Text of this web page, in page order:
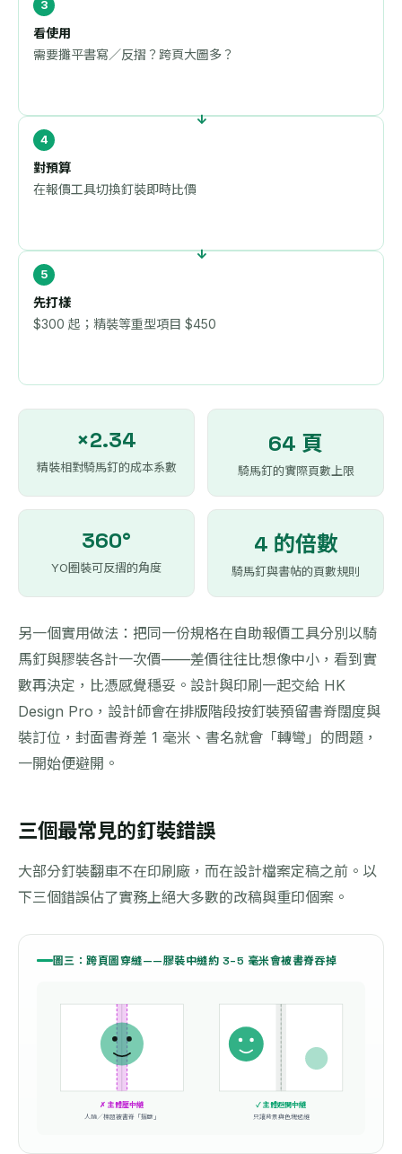
看使用
需要攤平書寫／反摺？跨頁大圖多？
對預算
在報價工具切換釘裝即時比價
先打樣
$300 起；精裝等重型項目 $450
×2.34
精裝相對騎馬釘的成本系數
64 頁
騎馬釘的實際頁數上限
360°
YO圈裝可反摺的角度
4 的倍數
騎馬釘與書帖的頁數規則
另一個實用做法：把同一份規格在自助報價工具分別以騎
馬釘與膠裝各計一次價——差價往往比想像中小，看到實
數再決定，比憑感覺穩妥。設計與印刷一起交給 HK
Design Pro，設計師會在排版階段按釘裝預留書脊闊度與
裝訂位，封面書脊差 1 毫米、書名就會「轉彎」的問題，
一開始便避開。
三個最常見的釘裝錯誤
大部分釘裝翻車不在印刷廠，而在設計檔案定稿之前。以
下三個錯誤佔了實務上絕大多數的改稿與重印個案。
圖三：跨頁圖穿縫——膠裝中縫約 3–5 毫米會被書脊吞掉
✗ 主體壓中縫
人臉／標題被書脊「摺斷」
✓ 主體避開中縫
只讓背景與色塊過縫